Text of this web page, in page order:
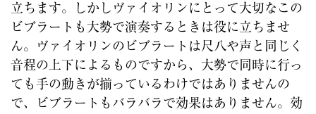
立ちます。しかしヴァイオリンにとって大切なこの
ビブラートも大勢で演奏するときは役に立ちませ
ん。ヴァイオリンのビブラートは尺八や声と同じく
音程の上下によるものですから、大勢で同時に行っ
ても手の動きが揃っているわけではありませんの
で、ビブラートもバラバラで効果はありません。効